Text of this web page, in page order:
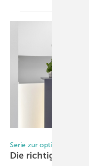
Serie zur optimalen
Die richtige